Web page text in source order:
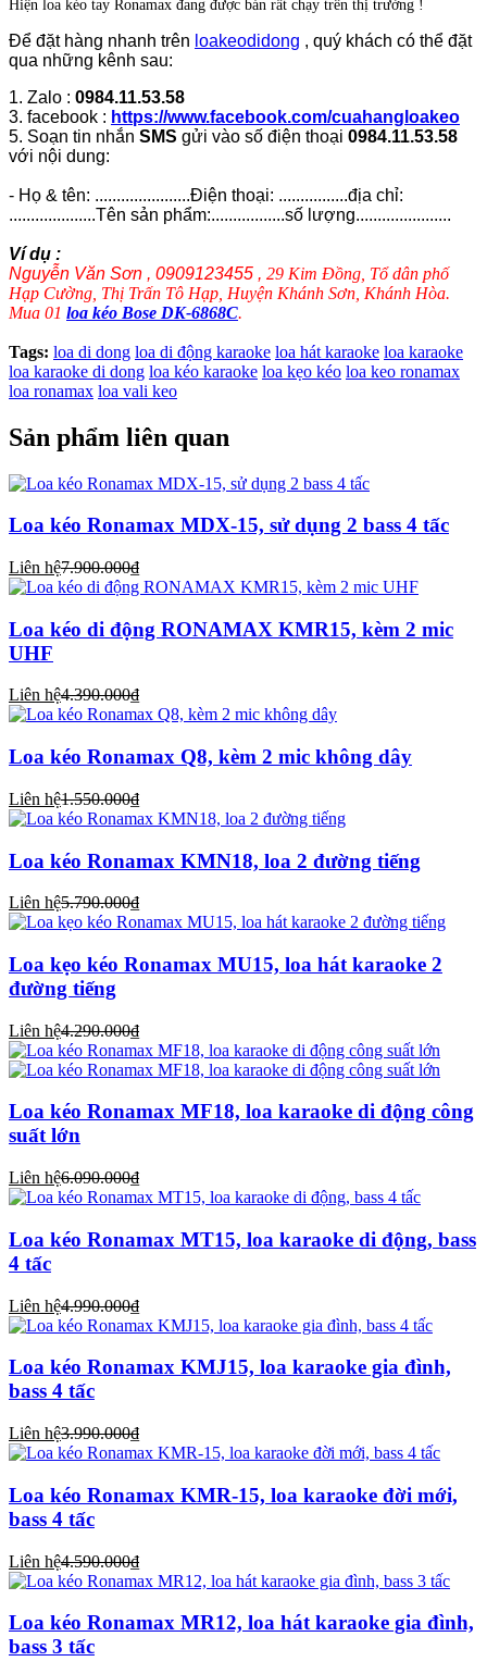
Hiện loa kéo tay Ronamax đang được bán rất chạy trên thị trường !
Để đặt hàng nhanh trên loakeodidong , quý khách có thể đặt
qua những kênh sau:
1. Zalo : 0984.11.53.58
3. facebook : https://www.facebook.com/cuahangloakeo
5. Soạn tin nhắn SMS gửi vào số điện thoại 0984.11.53.58
với nội dung:
- Họ & tên: ......................Điện thoại: ................địa chỉ:
....................Tên sản phẩm:.................số lượng......................
Ví dụ :
Nguyễn Văn Sơn , 0909123455 , 29 Kim Đồng, Tổ dân phố
Hạp Cường, Thị Trấn Tô Hạp, Huyện Khánh Sơn, Khánh Hòa.
Mua 01 loa kéo Bose DK-6868C.
Tags: loa di dong loa di động karaoke loa hát karaoke loa karaoke
loa karaoke di dong loa kéo karaoke loa kẹo kéo loa keo ronamax
loa ronamax loa vali keo
Sản phẩm liên quan
Loa kéo Ronamax MDX-15, sử dụng 2 bass 4 tấc
Liên hệ7.900.000₫
Loa kéo di động RONAMAX KMR15, kèm 2 mic
UHF
Liên hệ4.390.000₫
Loa kéo Ronamax Q8, kèm 2 mic không dây
Liên hệ1.550.000₫
Loa kéo Ronamax KMN18, loa 2 đường tiếng
Liên hệ5.790.000₫
Loa kẹo kéo Ronamax MU15, loa hát karaoke 2
đường tiếng
Liên hệ4.290.000₫
Loa kéo Ronamax MF18, loa karaoke di động công
suất lớn
Liên hệ6.090.000₫
Loa kéo Ronamax MT15, loa karaoke di động, bass
4 tấc
Liên hệ4.990.000₫
Loa kéo Ronamax KMJ15, loa karaoke gia đình,
bass 4 tấc
Liên hệ3.990.000₫
Loa kéo Ronamax KMR-15, loa karaoke đời mới,
bass 4 tấc
Liên hệ4.590.000₫
Loa kéo Ronamax MR12, loa hát karaoke gia đình,
bass 3 tấc